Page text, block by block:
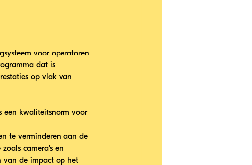
voor operatoren
dat is
op vlak van
een kwaliteitsnorm voor
te verminderen aan de
camera's en
van de impact op het